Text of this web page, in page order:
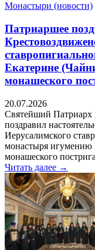
Монастыри (новости)
Патриаршее
Екатерине
монашеского
20.07.2026
Святейший Патриарх
поздравил
Иерусалимского
монастыря игумению
монашеского
Читать далее →